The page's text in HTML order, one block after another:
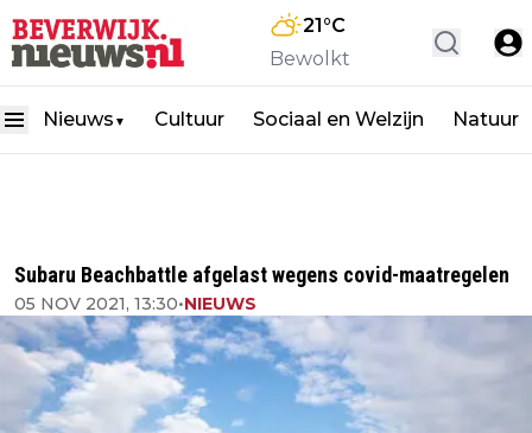
21°C
Bewolkt
Nieuws ▼ Cultuur Sociaal en Welzijn Natuur
Subaru Beachbattle afgelast wegens covid-maatregelen
05 NOV 2021, 13:30•NIEUWS